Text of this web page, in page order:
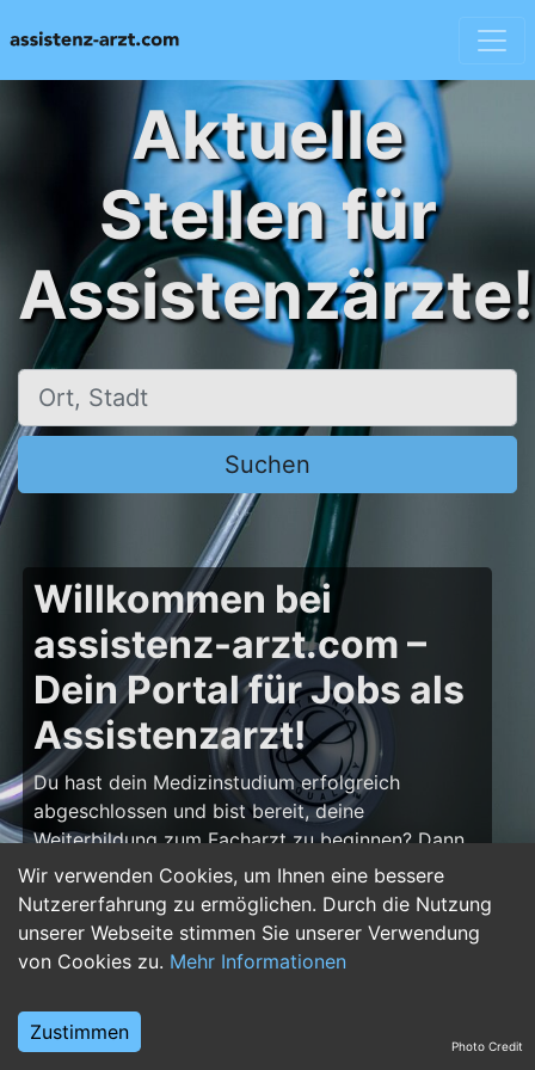
Wir verwenden Cookies, um Ihnen eine bessere
Nutzererfahrung zu ermöglichen. Durch die Nutzung
unserer Webseite stimmen Sie unserer Verwendung
von Cookies zu. Mehr Informationen
Zustimmen
Aktuelle
Stellen für
Assistenzärzte!
Ort, Stadt
Suchen
Willkommen bei
assistenz-arzt.com –
Dein Portal für Jobs als
Assistenzarzt!
Du hast dein Medizinstudium erfolgreich
abgeschlossen und bist bereit, deine
Weiterbildung zum Facharzt zu beginnen? Dann
bist du aufassistenz-arzt.comgenau richtig!
Hier findest du zahlreiche Stellenangebote für
Assistenzärzte in allen Fachrichtungen – von der
Inneren Medizin über die Chirurgie bis hin zur
deine Karriere im Arztberuf und finde die
passende Klinik oder Praxis für deinen nächstenPhoto Credit